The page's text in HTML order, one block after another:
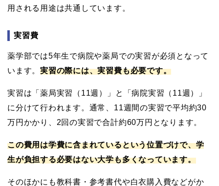
用される用途は共通しています。
実習費
薬学部では5年生で病院や薬局での実習が必須となって
います。実習の際には、実習費も必要です。
実習は「薬局実習（11週）」と「病院実習（11週）」
に分けて行われます。通常、11週間の実習で平均約30
万円かかり、2回の実習で合計約60万円となります。
この費用は学費に含まれているという位置づけで、学
生が負担する必要はない大学も多くなっています。
そのほかにも教科書・参考書代や白衣購入費などがか